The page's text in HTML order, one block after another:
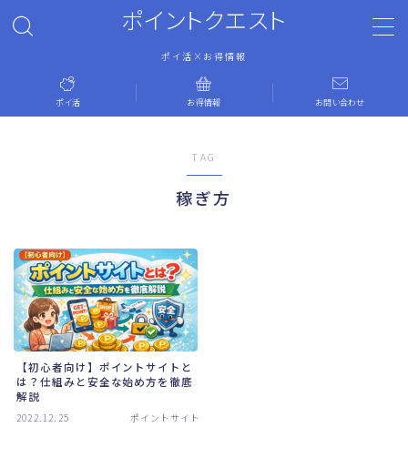
ポイントクエスト
ポイ活×お得情報
お問い合わせ
運営者情報
プライバシーポリシー
ポイ活 お得情報 お問い合わせ
TAG
稼ぎ方
【初心者向け】ポイントサイトと
は？仕組みと安全な始め方を徹底
解説
2022.12.25 ポイントサイト